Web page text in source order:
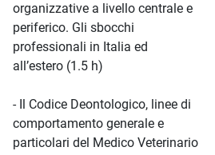
organizzative a livello centrale e
periferico. Gli sbocchi
professionali in Italia ed
all’estero (1.5 h)
- Il Codice Deontologico, linee di
comportamento generale e
particolari del Medico Veterinario